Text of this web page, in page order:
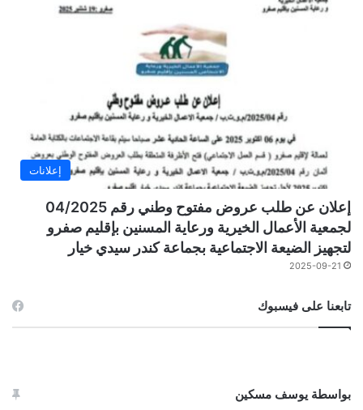
إعلانات
إعلان عن طلب عروض مفتوح وطني رقم 04/2025
لجمعية الأعمال الخيرية ورعاية المسنين بإقليم صفرو
لتجهيز الضيعة الاجتماعية بجماعة كندر سيدي خيار
2025-09-21
تابعنا على فيسبوك
بواسطة يوسف مسكين